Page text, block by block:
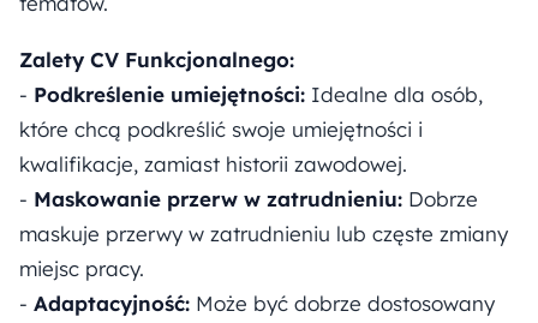
Zalety CV Funkcjonalnego:
- Podkreślenie umiejętności: Idealne dla osób,
które chcą podkreślić swoje umiejętności i
kwalifikacje, zamiast historii zawodowej.
- Maskowanie przerw w zatrudnieniu: Dobrze
maskuje przerwy w zatrudnieniu lub częste zmiany
miejsc pracy.
- Adaptacyjność: Może być dobrze dostosowany